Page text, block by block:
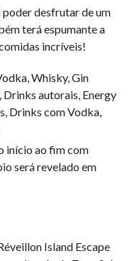
poder desfrutar de um
terá espumante a
incríveis!
Whisky, Gin
autorais, Energy
Drinks com Vodka,
início ao fim com
será revelado em
Island Escape